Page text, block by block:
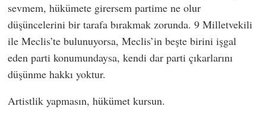
sevmem, hükümete girersem partime ne olur
düşüncelerini bir tarafa bırakmak zorunda. 9 Milletvekili
ile Meclis’te bulunuyorsa, Meclis’in beşte birini işgal
eden parti konumundaysa, kendi dar parti çıkarlarını
düşünme hakkı yoktur.
Artistlik yapmasın, hükümet kursun.